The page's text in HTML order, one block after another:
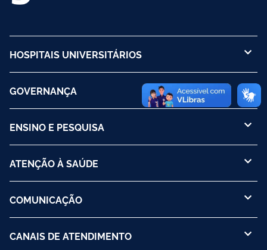
HOSPITAIS UNIVERSITÁRIOS
GOVERNANÇA
ENSINO E PESQUISA
ATENÇÃO À SAÚDE
COMUNICAÇÃO
CANAIS DE ATENDIMENTO